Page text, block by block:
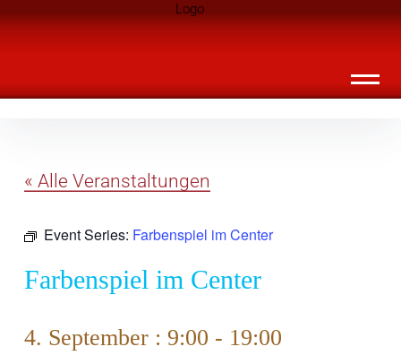
überspringen
Landknirpse – Die Zeitschrift für Leute
« Alle Veranstaltungen
Event Series: Farbenspiel im Center
Farbenspiel im Center
4. September : 9:00 - 19:00